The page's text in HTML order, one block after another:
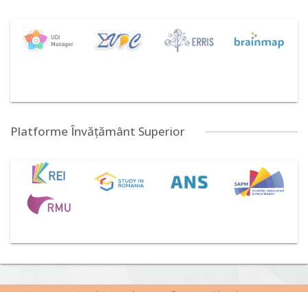
Platforme Învățământ Superior